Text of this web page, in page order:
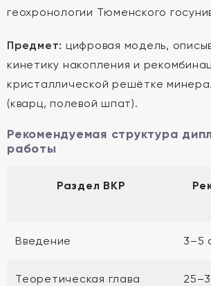
геохронологии Тюменского
Предмет: цифровая модель,
кинетику накопления и
кристаллической решётке
(кварц, полевой шпат).
Рекомендуемая структура
работы
Раздел ВКР
Введение 3–5
Теоретическая глава